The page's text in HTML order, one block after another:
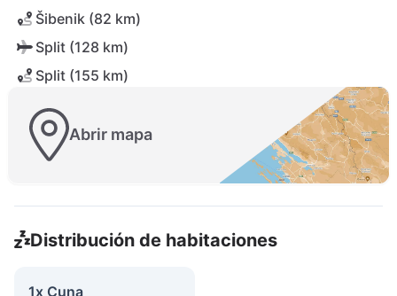
Šibenik (82 km)
Split (128 km)
Split (155 km)
Abrir mapa
Distribución de habitaciones
1x Cuna